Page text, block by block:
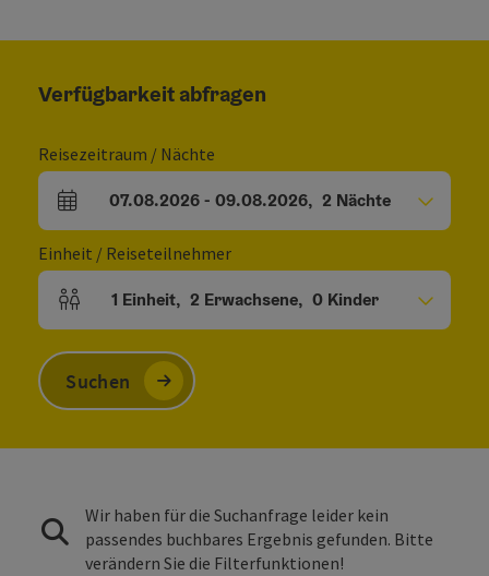
Verfügbarkeit abfragen
Reisezeitraum / Nächte
An- und Abreisefelder
07.08.2026- 09.08.2026, 2 Nächte
Einheit / Reiseteilnehmer
Einheitenanzahl und Personenfelder
1 Einheit, 2 Erwachsene, 0 Kinder
Suchen
Wir haben für die Suchanfrage leider kein
passendes buchbares Ergebnis gefunden. Bitte
verändern Sie die Filterfunktionen!